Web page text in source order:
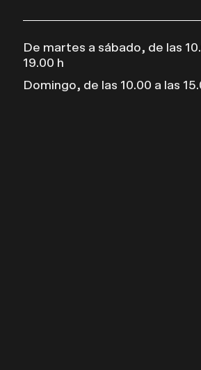
De martes a sábado, de las
19.00 h
Domingo, de las 10.00 a las